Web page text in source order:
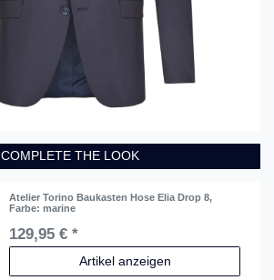
COMPLETE THE LOOK
Atelier Torino Baukasten Hose Elia Drop 8,
Farbe: marine
129,95 € *
Artikel anzeigen